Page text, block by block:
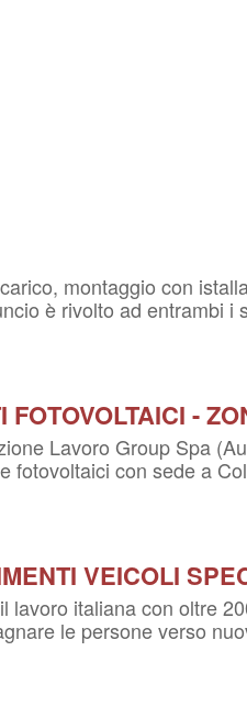
montaggio con
è rivolto ad entrambi i
FOTOVOLTAICI -
Lavoro Group Spa
fotovoltaici con sede a
VEICOLI
lavoro italiana con oltre
le persone verso